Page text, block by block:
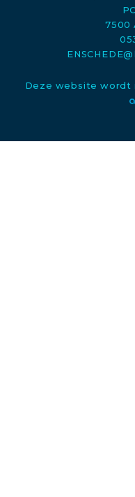
7500
Deze website wordt